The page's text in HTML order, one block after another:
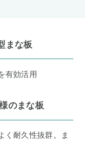
まな板
有効活用
のまな板
く耐久性抜群。ま